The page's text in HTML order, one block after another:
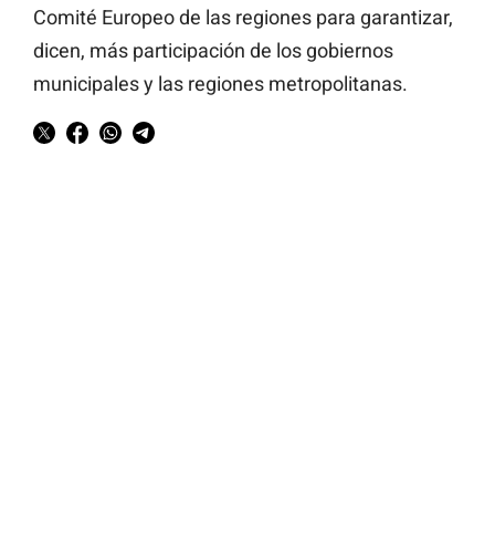
Comité Europeo de las regiones para garantizar,
dicen, más participación de los gobiernos
municipales y las regiones metropolitanas.